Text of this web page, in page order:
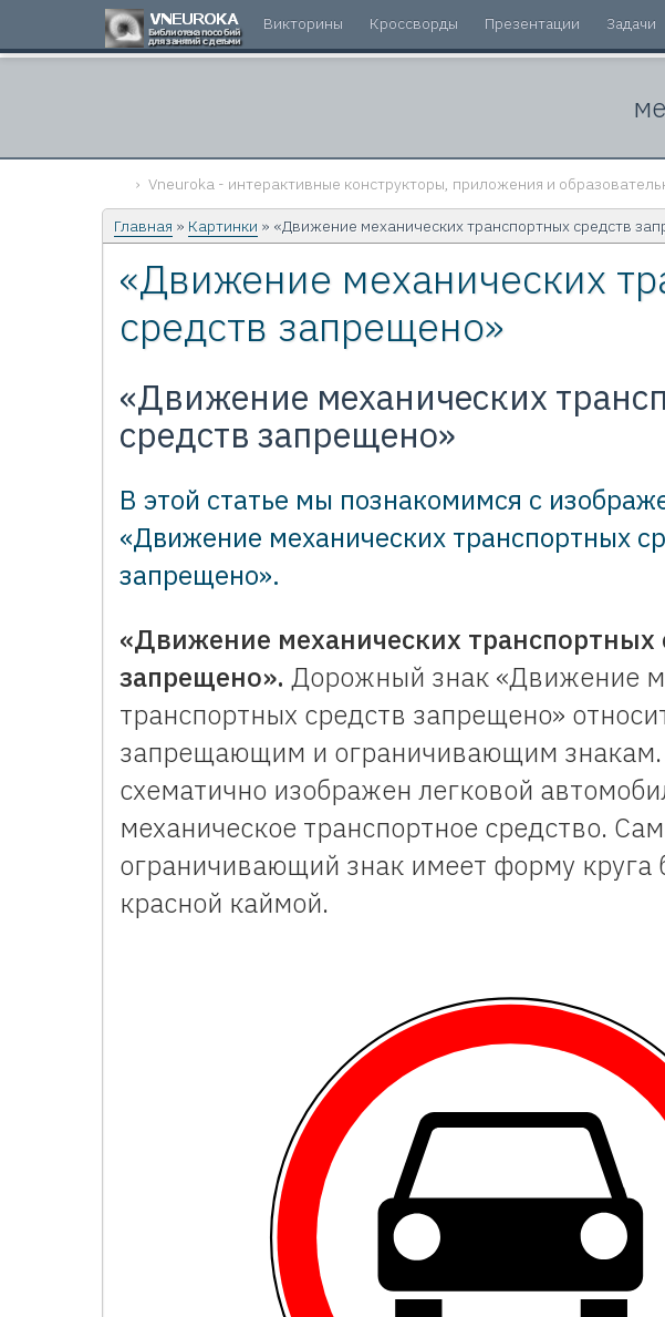
Викторины Кроссворды Презентации Задачи
Vneuroka - интерактивные конструкторы, приложения и
Главная » Картинки » «Движение механических транспортных средств
«Движение механических
средств запрещено»
«Движение механических
средств запрещено»
В этой статье мы познакомимся с
«Движение механических транспортных
запрещено».
«Движение механических транспортных
запрещено». Дорожный знак «Движение
транспортных средств запрещено»
запрещающим и ограничивающим знакам.
схематично изображен легковой
механическое транспортное средство.
ограничивающий знак имеет форму круга
красной каймой.